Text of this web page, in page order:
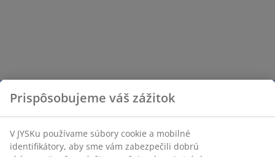
Prispôsobujeme váš zážitok
V JYSKu používame súbory cookie a mobilné
identifikátory, aby sme vám zabezpečili dobrú